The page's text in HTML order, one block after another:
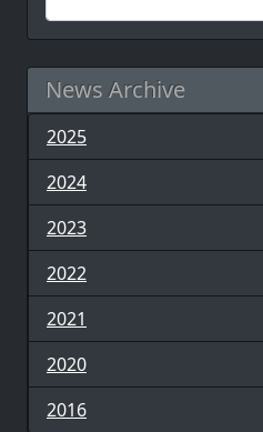
News Archive
2025
2024
2023
2022
2021
2020
2016